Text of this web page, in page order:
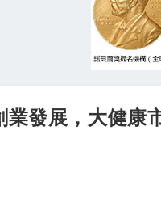
發展，大健康